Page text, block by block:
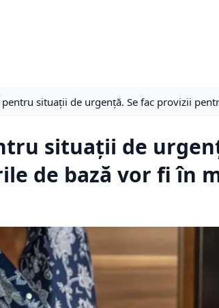
situații de urgență. Se fac provizii
situații de
de bază vor fi în